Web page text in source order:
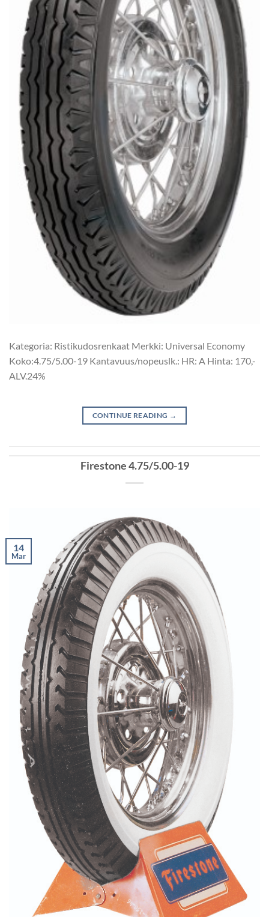
Kategoria: Ristikudosrenkaat Merkki: Universal Economy
Koko:4.75/5.00-19 Kantavuus/nopeuslk.: HR: A Hinta: 170,-
ALV.24%
CONTINUE READING →
Firestone 4.75/5.00-19
14
Mar